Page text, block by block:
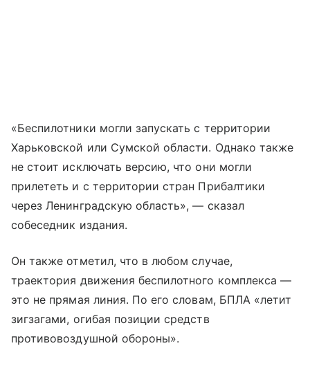
«Беспилотники могли запускать с территории
Харьковской или Сумской области. Однако также
не стоит исключать версию, что они могли
прилететь и с территории стран Прибалтики
через Ленинградскую область», — сказал
собеседник издания.
Он также отметил, что в любом случае,
траектория движения беспилотного комплекса —
это не прямая линия. По его словам, БПЛА «летит
зигзагами, огибая позиции средств
противовоздушной обороны».